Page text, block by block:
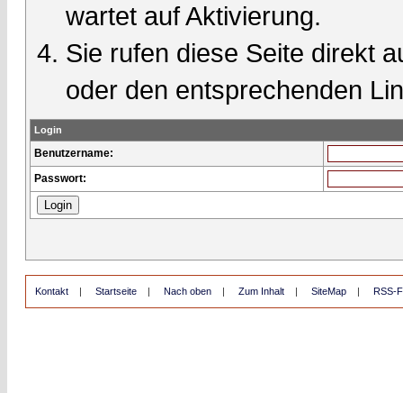
wartet auf Aktivierung.
Sie rufen diese Seite direkt
oder den entsprechenden
Login
Benutzername:
Passwort:
Kontakt | Startseite | Nach oben | Zum Inhalt | SiteMap | RSS-